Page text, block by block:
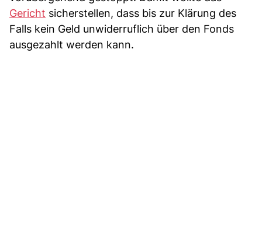
Gericht sicherstellen, dass bis zur Klärung des
Falls kein Geld unwiderruflich über den Fonds
ausgezahlt werden kann.